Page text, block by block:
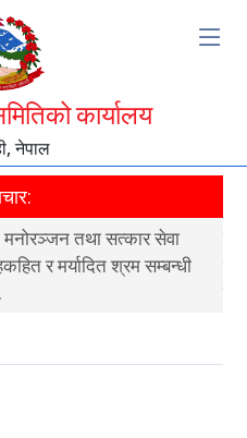
कार्यालय
नेपाल
मनोरञ्जन तथा सत्कार सेवा
र मर्यादित श्रम सम्बन्धी